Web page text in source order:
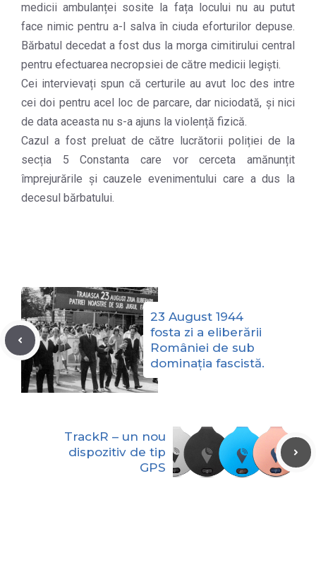
medicii ambulanței sosite la fața locului nu au putut
face nimic pentru a-l salva în ciuda eforturilor depuse.
Bărbatul decedat a fost dus la morga cimitirului central
pentru efectuarea necropsiei de către medicii legiști.
Cei intervievați spun că certurile au avut loc des intre
cei doi pentru acel loc de parcare, dar niciodată, și nici
de data aceasta nu s-a ajuns la violență fizică.
Cazul a fost preluat de către lucrătorii poliției de la
secția 5 Constanta care vor cerceta amănunțit
împrejurările și cauzele evenimentului care a dus la
decesul bărbatului.
23 August 1944
fosta zi a eliberării
României de sub
dominația fascistă.
TrackR – un nou
dispozitiv de tip
GPS